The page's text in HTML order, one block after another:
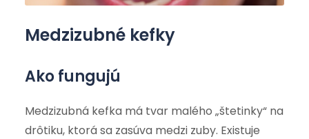
Medzizubné kefky
Ako fungujú
Medzizubná kefka má tvar malého „štetinky“ na
drôtiku, ktorá sa zasúva medzi zuby. Existuje